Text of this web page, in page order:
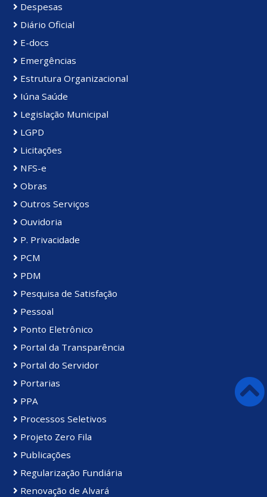
Despesas
Diário Oficial
E-docs
Emergências
Estrutura Organizacional
Iúna Saúde
Legislação Municipal
LGPD
Licitações
NFS-e
Obras
Outros Serviços
Ouvidoria
P. Privacidade
PCM
PDM
Pesquisa de Satisfação
Pessoal
Ponto Eletrônico
Portal da Transparência
Portal do Servidor
Portarias
PPA
Processos Seletivos
Projeto Zero Fila
Publicações
Regularização Fundiária
Renovação de Alvará